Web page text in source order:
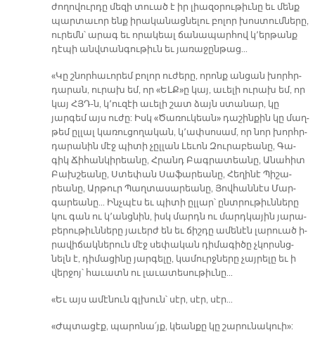
ժո­ղո­վուրդը մե­զի տուած է իր լիա­զօ­րու­թիւ­նը եւ մենք
պար­տա­ւոր ենք ի­րա­կա­նաց­նե­լու բո­լոր խոս­տում­նե­րը,
ու­րեմն՝ ա­րագ եւ ո­րա­կեալ ճա­նա­պար­հով կ­­՚եր­թանք
դէ­պի անվտան­գու­թիւն եւ յա­ռա­ջըն­թաց...
«Կը շնոր­հա­ւո­րեմ բո­լոր ու­ժե­րը, ո­րոնք ան­ցան խորհր­
դա­րան, ու­րախ եմ, որ «ԵԼՔ­»ը կայ, ա­ւե­լի ու­րախ եմ, որ
կայ ՀՅԴ-ն, կ­­՚ու­զէի ա­ւե­լի շատ ձայն ստա­նար, կը
յարգեմ այս ու­ժը: Իսկ «Ծա­ռու­կեան» դա­շին­ք­ին կը մաղ­
թեմ ըլ­լալ կա­ռու­ցո­ղա­կան, կ­­՚ափ­սո­սամ, որ նոր խորհր­
դա­րա­նին մէջ պի­տի չըլ­լան Լե­ւոն Զու­րա­բեա­նը, Գա­
գիկ Ճի­հան­կի­րեա­նը, Հրանդ Բագ­րա­տեա­նը, Ա­նա­հիտ
Բախ­շեա­նը, Ստե­փան Սա­ֆա­րեանը, Հե­ղի­նէ Պի­շա­
րեա­նը, Ար­թուր Պաղ­տա­սա­րեա­նը, Յով­հան­նէս Մար­
գա­րեա­նը... Ինչ­պէս եւ պի­տի ըլ­լար՝ ընտ­րու­թիւն­նե­րը
կու գան ու կ­­՚անց­նին, իսկ մարդն ու մարդ­կա­յին յա­րա­
բե­րու­թիւն­նե­րը յա­ւերժ են եւ ճիշ­դը ա­մե­նէն լա­րուած ի­
րա­վի­ճակ­նե­րուն մէջ սեփա­կան դի­մա­գի­ծը չկորսնց­
նելն է, դի­մա­ցի­նը յար­գե­լը, կա­մուրջ­նե­րը չայ­րե­լը եւ ի
վեր­ջոյ՝ հա­ւատն ու լա­ւա­տե­սու­թիւ­նը...
«Եւ այս ա­մէ­նուն գլխուն՝ սէր, սէր, սէր...
«Ժպտա­ցէք, պա­րո­նա՛յք, կեան­քը կը շա­րու­նա­կուի»: